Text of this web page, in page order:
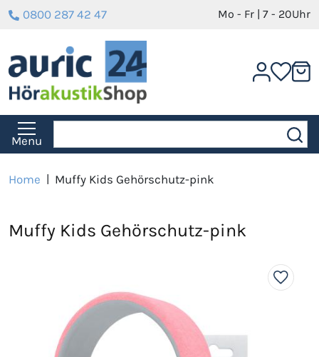
0800 287 42 47 Mo - Fr | 7 - 20Uhr
Menu
Home | Muffy Kids Gehörschutz-pink
Muffy Kids Gehörschutz-pink